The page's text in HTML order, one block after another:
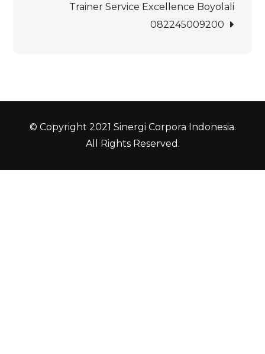
Trainer Service Excellence Boyolali
082245009200
© Copyright 2021 Sinergi Corpora Indonesia.
All Rights Reserved.